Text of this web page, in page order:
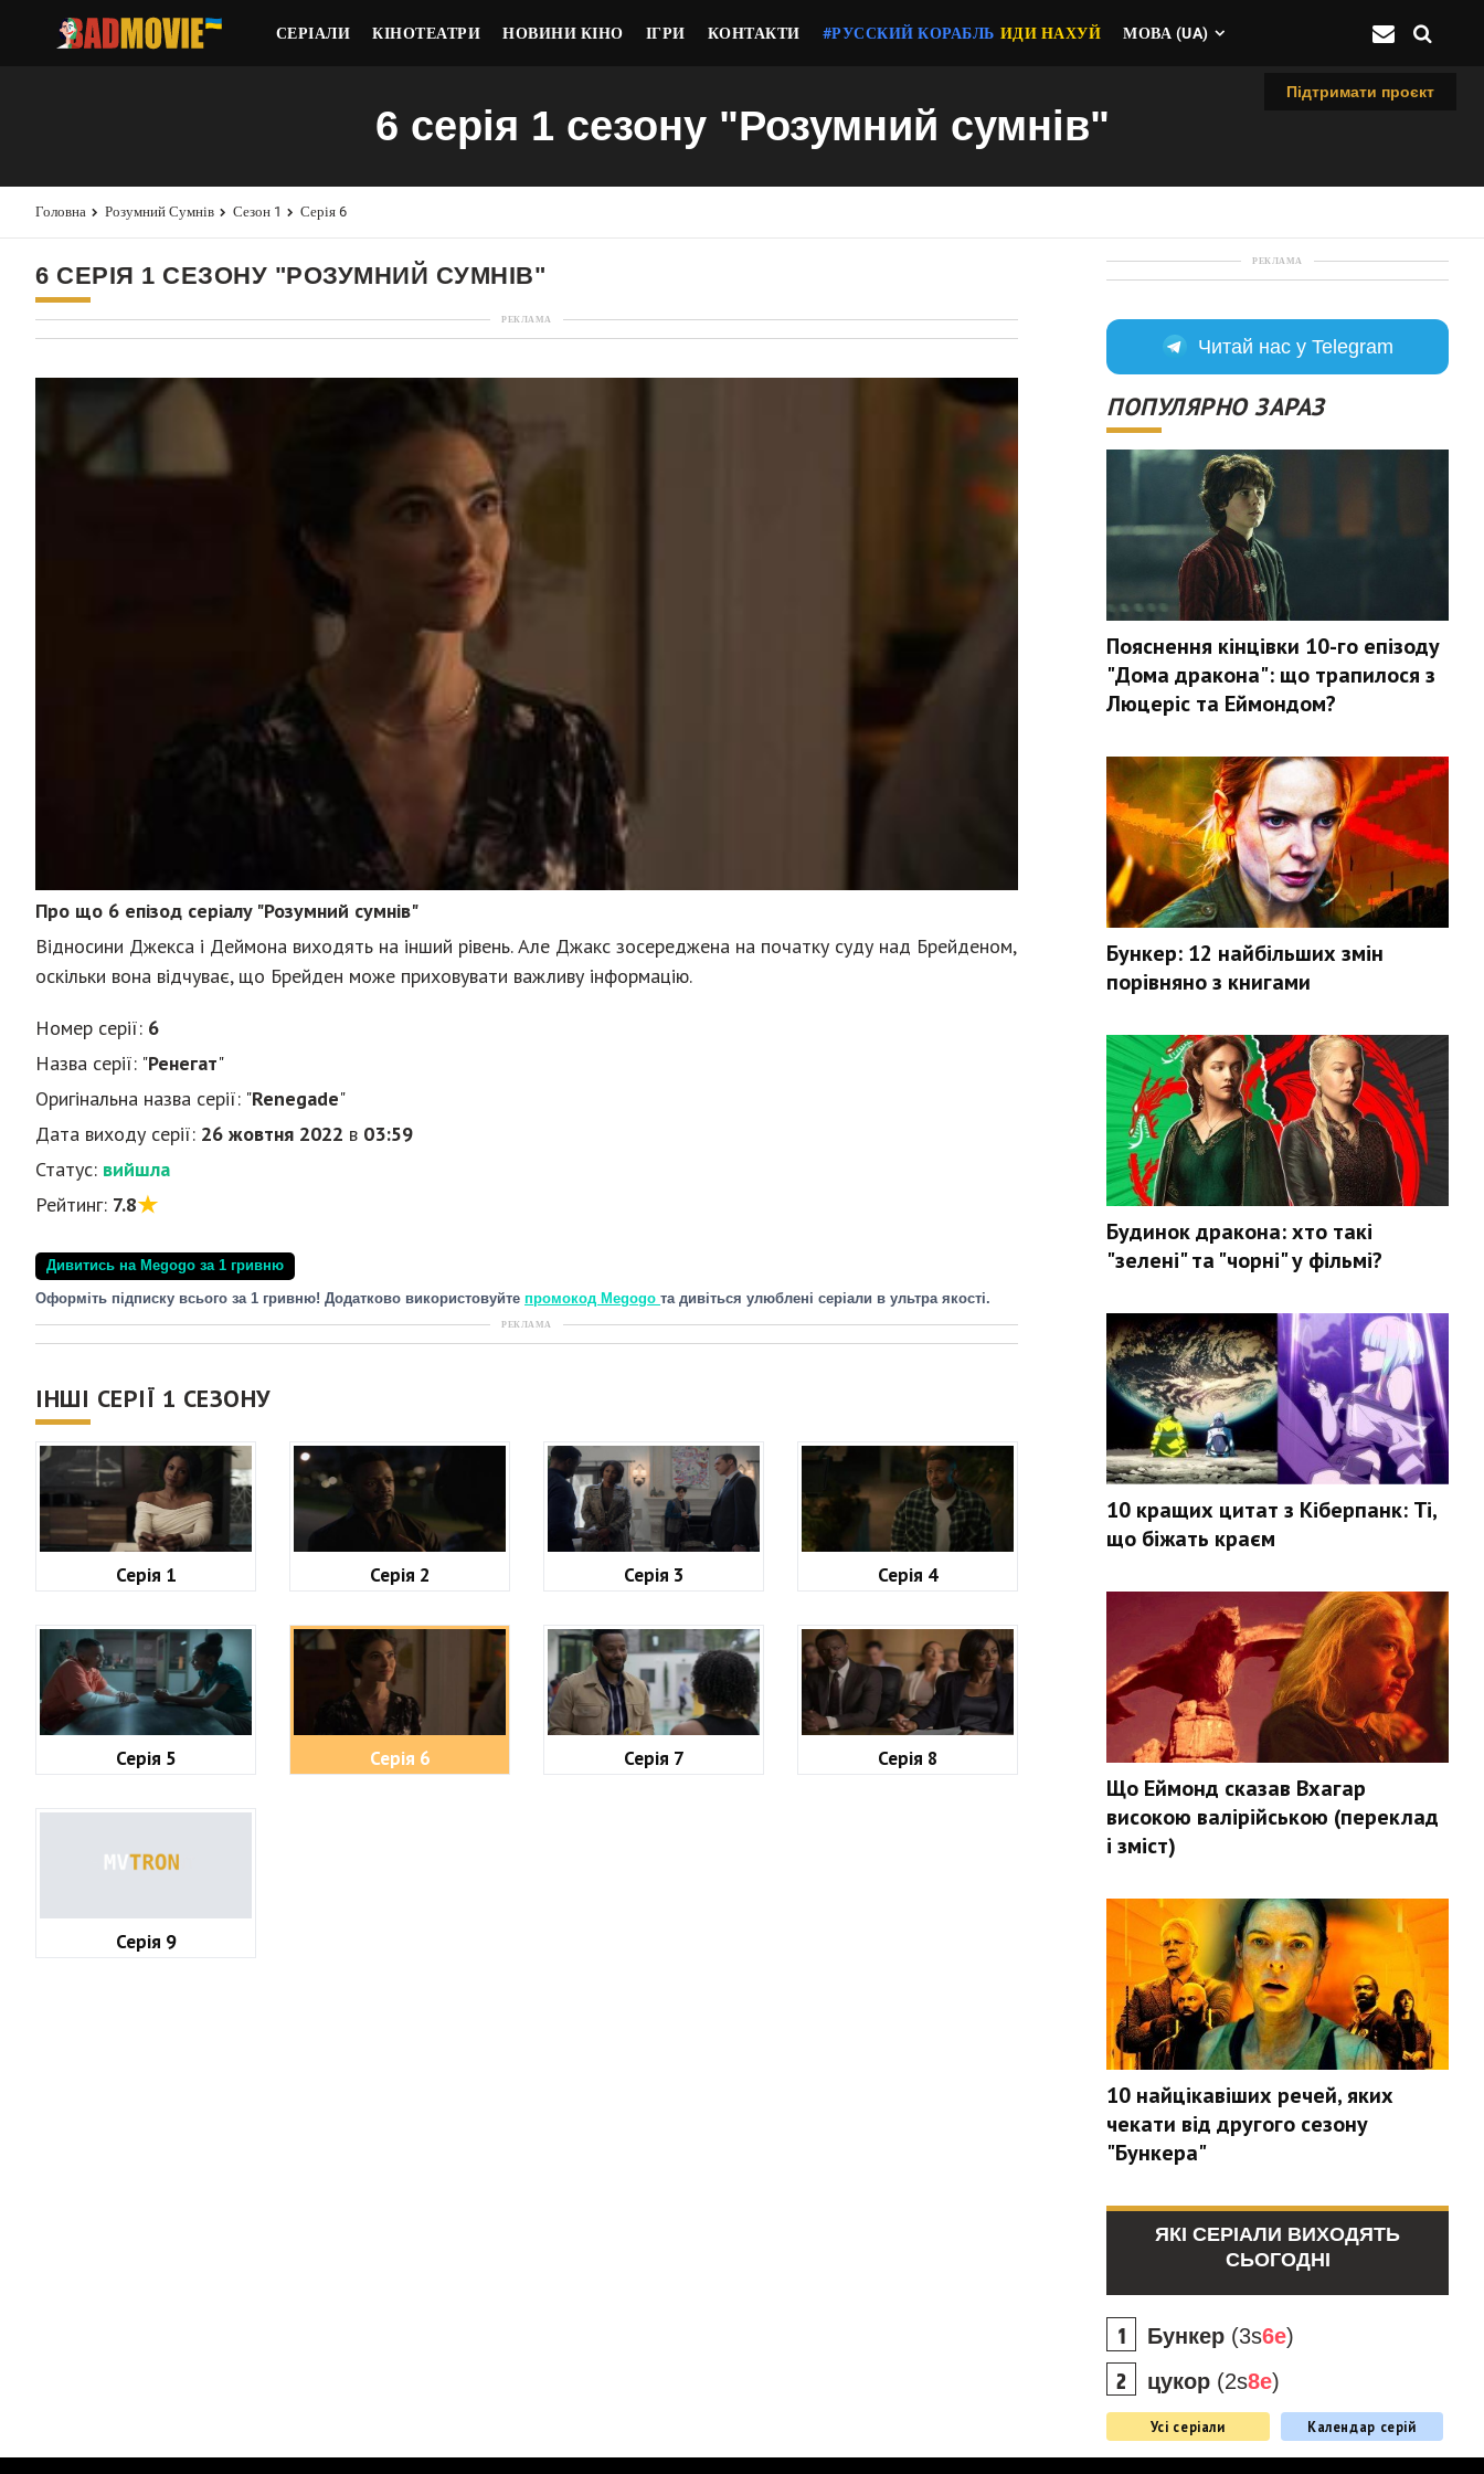
СЕРІАЛИ КІНОТЕАТРИ НОВИНИ КІНО ІГРИ КОНТАКТИ #РУССКИЙ КОРАБЛЬ ИДИ НАХУЙ МОВА (UA)
Підтримати проєкт
6 серія 1 сезону "Розумний сумнів"
Головна Розумний Сумнів Сезон 1 Серія 6
6 СЕРІЯ 1 СЕЗОНУ "РОЗУМНИЙ СУМНІВ"
РЕКЛАМА
Про що 6 епізод серіалу "Розумний сумнів"
Відносини Джекса і Деймона виходять на інший рівень. Але Джакс зосереджена на початку суду над Брейденом,
оскільки вона відчуває, що Брейден може приховувати важливу інформацію.
Номер серії: 6
Назва серії: "Ренегат"
Оригінальна назва серії: "Renegade"
Дата виходу серії: 26 жовтня 2022 в 03:59
Статус: вийшла
Рейтинг: 7.8
Дивитись на Megogo за 1 гривню
Оформіть підписку всього за 1 гривню! Додатково використовуйте промокод Megogo та дивіться улюблені серіали в ультра якості.
РЕКЛАМА
ІНШІ СЕРІЇ 1 СЕЗОНУ
Серія 1 Серія 2 Серія 3 Серія 4
Серія 5 Серія 6 Серія 7 Серія 8
Серія 9
РЕКЛАМА
Читай нас у Telegram
ПОПУЛЯРНО ЗАРАЗ
Пояснення кінцівки 10-го епізоду
"Дома дракона": що трапилося з
Люцеріс та Еймондом?
Бункер: 12 найбільших змін
порівняно з книгами
Будинок дракона: хто такі
"зелені" та "чорні" у фільмі?
10 кращих цитат з Кіберпанк: Ті,
що біжать краєм
Що Еймонд сказав Вхагар
високою валірійською (переклад
і зміст)
10 найцікавіших речей, яких
чекати від другого сезону
"Бункера"
ЯКІ СЕРІАЛИ ВИХОДЯТЬ
СЬОГОДНІ
Бункер (3s6e)
цукор (2s8e)
Усі серіали Календар серій